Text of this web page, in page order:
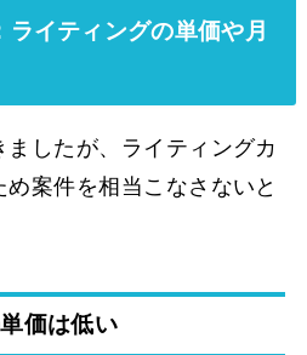
イティングの単価や月
したが、ライティングカ
案件を相当こなさないと
価は低い